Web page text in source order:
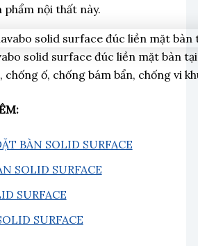
phẩm nội thất này.
solid surface đúc liền mặt bàn
chống ố, chống bám bẩn, chống vi
BÀN SOLID SURFACE
SOLID SURFACE
SURFACE
SURFACE